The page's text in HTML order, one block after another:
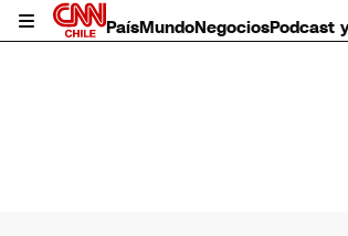
PaísMundoNegociosPodcast